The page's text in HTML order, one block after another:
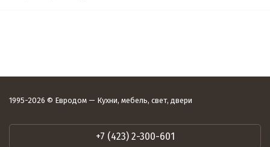
1995-2026 © Евродом — Кухни, мебель, свет, двери
+7 (423) 2-300-601